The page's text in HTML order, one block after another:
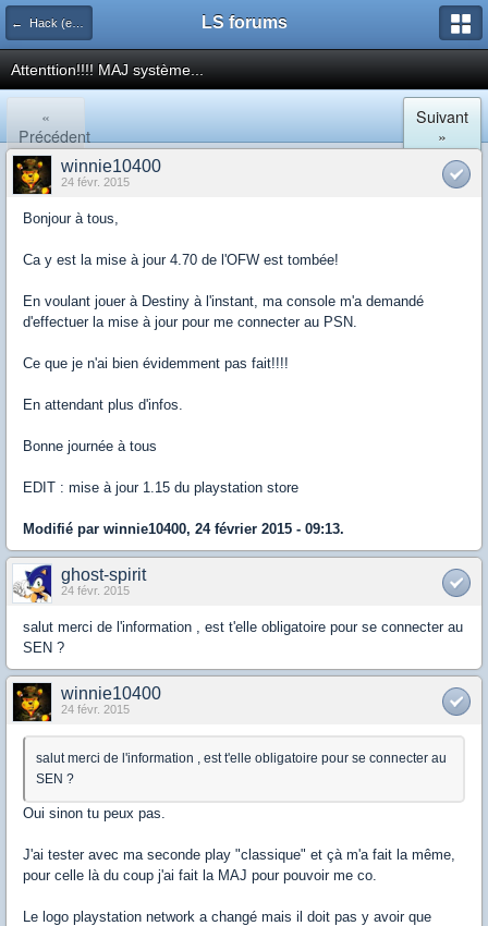
← Hack (exploits, homebrews...) LS forums
Attenttion!!!! MAJ système...
«
Précédent
Suivant
»
winnie10400
24 févr. 2015
Bonjour à tous,
Ca y est la mise à jour 4.70 de l'OFW est tombée!
En voulant jouer à Destiny à l'instant, ma console m'a demandé
d'effectuer la mise à jour pour me connecter au PSN.
Ce que je n'ai bien évidemment pas fait!!!!
En attendant plus d'infos.
Bonne journée à tous
EDIT : mise à jour 1.15 du playstation store
Modifié par winnie10400, 24 février 2015 - 09:13.
ghost-spirit
24 févr. 2015
salut merci de l'information , est t'elle obligatoire pour se connecter au
SEN ?
winnie10400
24 févr. 2015
salut merci de l'information , est t'elle obligatoire pour se connecter au
SEN ?
Oui sinon tu peux pas.
J'ai tester avec ma seconde play "classique" et çà m'a fait la même,
pour celle là du coup j'ai fait la MAJ pour pouvoir me co.
Le logo playstation network a changé mais il doit pas y avoir que